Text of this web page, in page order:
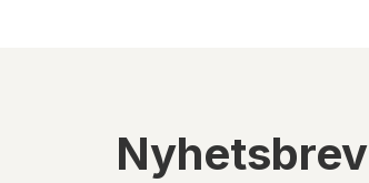
Nyhetsbrev